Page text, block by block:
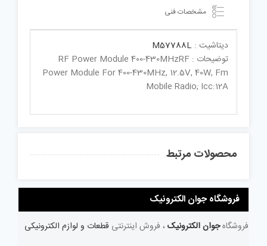
مشخصات فنی
دیتاشیت : M57788L
توضیحات : RF Power Module 400-430MHzRF
Power Module For 400-430MHz, 12.5V, 40W, Fm
Mobile Radio; Icc:12A
محصولات مرتبط
فروشگاه جوان الکترونیک
فروشگاهجوان الکترونیک ، فروش اینترنتی قطعات و لوازم الکترونیکی